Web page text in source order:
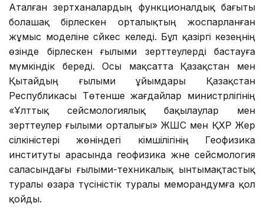
Аталған зертханалардың функционалдық бағыты
болашақ бірлескен орталықтың жоспарланған
жұмыс моделіне сәйкес келеді. Бұл қазіргі кезеңнің
өзінде бірлескен ғылыми зерттеулерді бастауға
мүмкіндік береді. Осы мақсатта Қазақстан мен
Қытайдың ғылыми ұйымдары Қазақстан
Республикасы Төтенше жағдайлар министрлігінің
«Ұлттық сейсмологиялық бақылаулар мен
зерттеулер ғылыми орталығы» ЖШС мен ҚХР Жер
сілкіністері жөніндегі әкімшілігінің Геофизика
институты арасында геофизика және сейсмология
саласындағы ғылыми-техникалық ынтымақтастық
туралы өзара түсіністік туралы меморандумға қол
қойды.